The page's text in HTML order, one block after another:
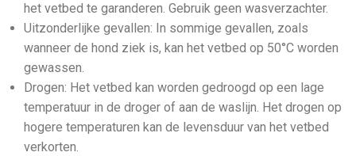
het vetbed te garanderen. Gebruik geen wasverzachter.
Uitzonderlijke gevallen: In sommige gevallen, zoals
wanneer de hond ziek is, kan het vetbed op 50°C worden
gewassen.
Drogen: Het vetbed kan worden gedroogd op een lage
temperatuur in de droger of aan de waslijn. Het drogen op
hogere temperaturen kan de levensduur van het vetbed
verkorten.